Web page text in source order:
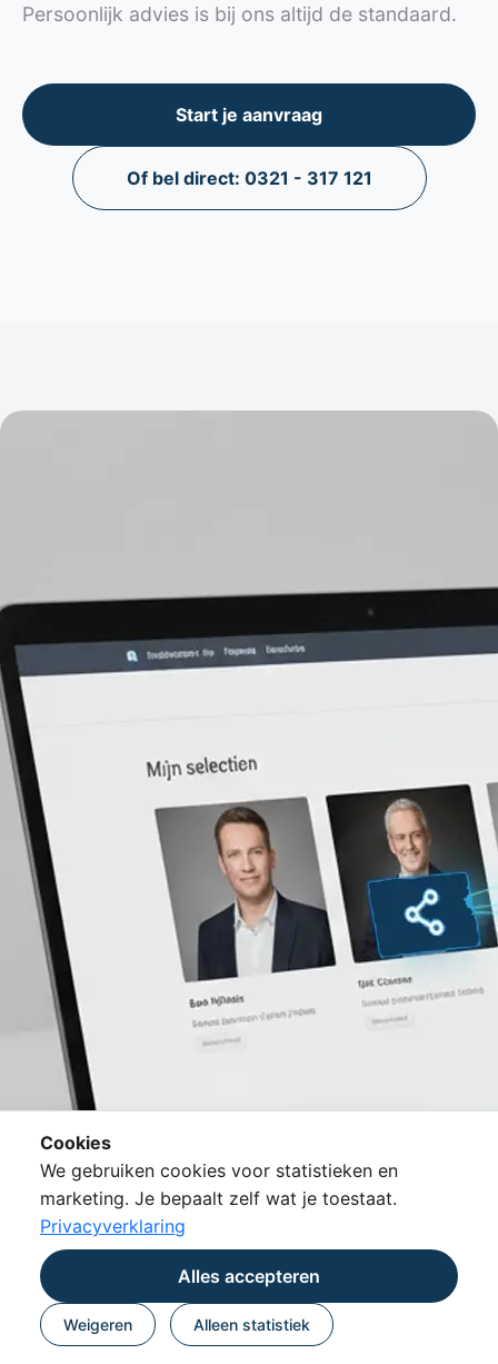
Persoonlijk advies is bij ons altijd de standaard.
Start je aanvraag
Of bel direct: 0321 - 317 121
Cookies
We gebruiken cookies voor statistieken en
marketing. Je bepaalt zelf wat je toestaat.
Privacyverklaring
Alles accepteren
Weigeren Alleen statistiek